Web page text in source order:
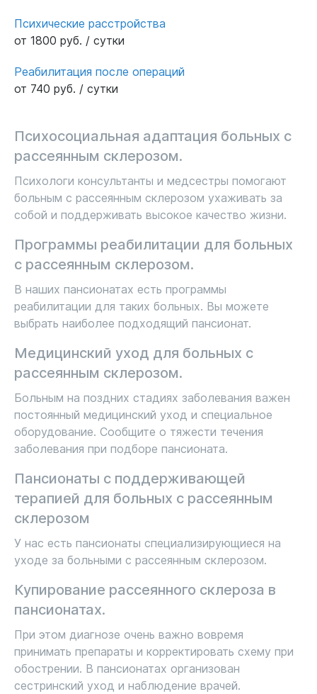
Психические расстройства
от 1800 руб. / сутки
Реабилитация после операций
от 740 руб. / сутки
Психосоциальная адаптация больных с
рассеянным склерозом.
Психологи консультанты и медсестры помогают
больным с рассеянным склерозом ухаживать за
собой и поддерживать высокое качество жизни.
Программы реабилитации для больных
с рассеянным склерозом.
В наших пансионатах есть программы
реабилитации для таких больных. Вы можете
выбрать наиболее подходящий пансионат.
Медицинский уход для больных с
рассеянным склерозом.
Больным на поздних стадиях заболевания важен
постоянный медицинский уход и специальное
оборудование. Сообщите о тяжести течения
заболевания при подборе пансионата.
Пансионаты с поддерживающей
терапией для больных с рассеянным
склерозом
У нас есть пансионаты специализирующиеся на
уходе за больными с рассеянным склерозом.
Купирование рассеянного склероза в
пансионатах.
При этом диагнозе очень важно вовремя
принимать препараты и корректировать схему при
обострении. В пансионатах организован
сестринский уход и наблюдение врачей.